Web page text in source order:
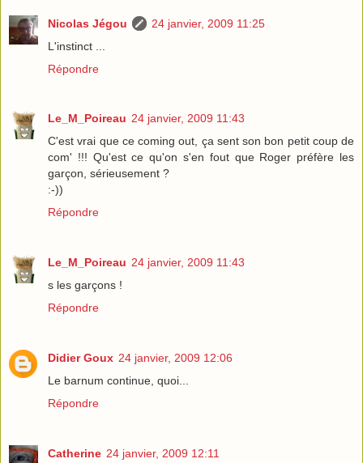
Nicolas Jégou
24 janvier, 2009 11:25
L'instinct ...
Répondre
Le_M_Poireau 24 janvier, 2009 11:43
C'est vrai que ce coming out, ça sent son bon petit coup de
com' !!! Qu'est ce qu'on s'en fout que Roger préfère les
garçon, sérieusement ?
:-))
Répondre
Le_M_Poireau 24 janvier, 2009 11:43
s les garçons !
Répondre
Didier Goux 24 janvier, 2009 12:06
Le barnum continue, quoi...
Répondre
Catherine 24 janvier, 2009 12:11